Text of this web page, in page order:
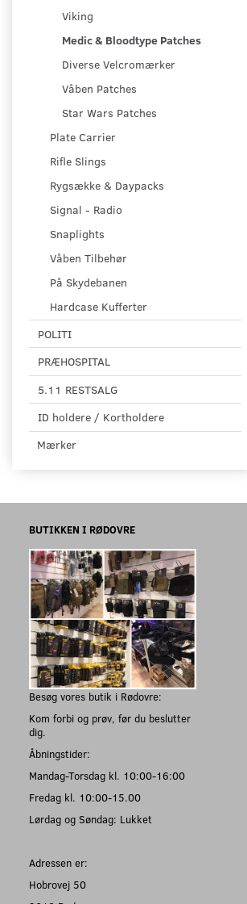
Viking
Medic & Bloodtype Patches
Diverse Velcromærker
Våben Patches
Star Wars Patches
Plate Carrier
Rifle Slings
Rygsække & Daypacks
Signal - Radio
Snaplights
Våben Tilbehør
På Skydebanen
Hardcase Kufferter
POLITI
PRÆHOSPITAL
5.11 RESTSALG
ID holdere / Kortholdere
Mærker
BUTIKKEN I RØDOVRE
Besøg vores butik i Rødovre:
Kom forbi og prøv, før du beslutter
dig.
Åbningstider:
Mandag-Torsdag kl. 10:00-16:00
Fredag kl. 10:00-15.00
Lørdag og Søndag: Lukket
Adressen er:
Hobrovej 50